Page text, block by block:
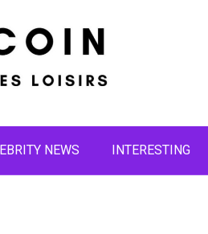
NEWS INTERESTING